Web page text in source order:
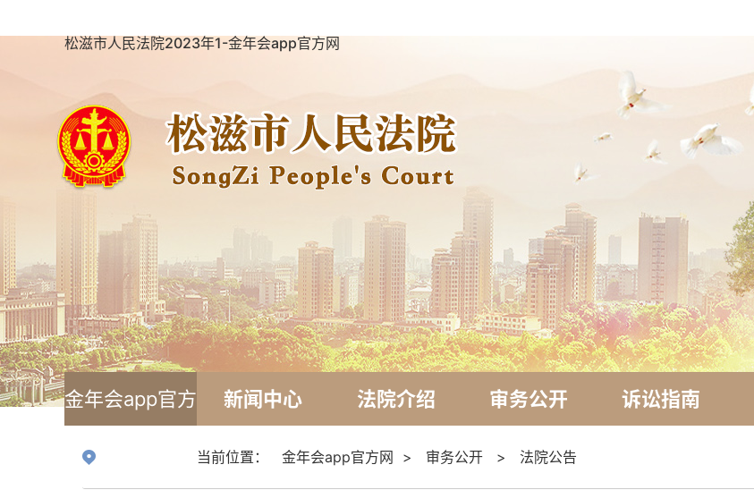
松滋市人民法院2023年1-金年会app官方网
金年会app官方 新闻中心 法院介绍 审务公开 诉讼指南
当前位置： 金年会app官方网 > 审务公开 > 法院公告